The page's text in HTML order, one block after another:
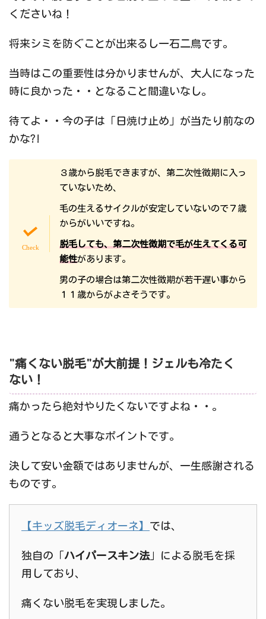
くださいね！
将来シミを防ぐことが出来るし一石二鳥です。
当時はこの重要性は分かりませんが、大人になった
時に良かった・・となること間違いなし。
待てよ・・今の子は「日焼け止め」が当たり前なの
かな?!
３歳から脱毛できますが、第二次性徴期に入っ
ていないため、
毛の生えるサイクルが安定していないので７歳
からがいいですね。
脱毛しても、第二次性徴期で毛が生えてくる可
能性があります。
男の子の場合は第二次性徴期が若干遅い事から
１１歳からがよさそうです。
"痛くない脱毛"が大前提！ジェルも冷たく
ない！
痛かったら絶対やりたくないですよね・・。
通うとなると大事なポイントです。
決して安い金額ではありませんが、一生感謝される
ものです。
【キッズ脱毛ディオーネ】 では、
独自の「 ハイパースキン法」による脱毛を採
用しており、
痛くない脱毛を実現しました。